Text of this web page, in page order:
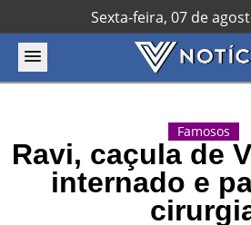
Sexta-feira, 07 de
Famosos
Ravi, caçula de
internado e